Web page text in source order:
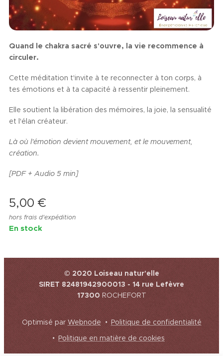
Quand le chakra sacré s'ouvre, la vie recommence à
circuler.
Cette méditation t'invite à te reconnecter à ton corps, à
tes émotions et à ta capacité à ressentir pleinement.
Elle soutient la libération des mémoires, la joie, la sensualité
et l'élan créateur.
Là où l'émotion devient mouvement, et le mouvement,
création.
[PDF + Audio 5 min]
5,00 €
hors frais d'expédition
En stock
© 2020 Loiseau natur'elle
SIRET 82481942900013 - 14 rue Lefèvre
17300ROCHEFORT
Optimisé parWebnode
Politique de confidentialité
Politique en matière de cookies